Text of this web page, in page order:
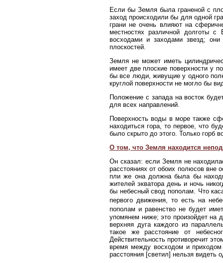
Если бы Земля была граненой с
заход происходили бы для одной
грани не очень влияют на
местностях различной долготы
восходами и заходами звезд;
плоскостей.
Земля не может иметь
имеет две плоские поверхности у
бы все люди, живущие у одного
круглой поверхности не могло бы
Положение с запада на восток
для всех направлений.
Поверхность воды в море также
находиться гора, то первое, что
было скрыто до этого. Только горб
О том, что Земля находится
Он сказал: если Земля не
расстояниях от обоих полюсов вне
пли же она должна была бы
жителей экватора день и ночь
бы небесный свод пополам. Что
первого движения, то есть на
пополам и равенство не будет
упомянем ниже; это произойдет на
верхняя дуга каждого из
такое же расстояние от
Действительность противоречит
время между восходом и
расстояния [светил] нельзя видеть